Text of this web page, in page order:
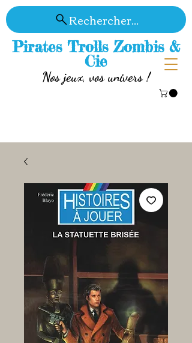
Pirates Trolls Zombis &
Cie
Nos jeux, vos univers !
Rechercher...